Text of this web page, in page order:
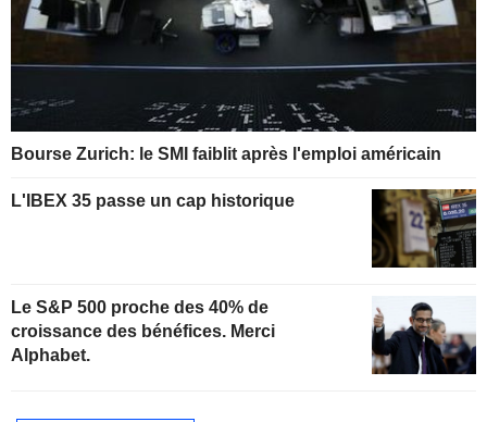
Bourse Zurich: le SMI faiblit après l'emploi américain
L'IBEX 35 passe un cap historique
Le S&P 500 proche des 40% de
croissance des bénéfices. Merci
Alphabet.